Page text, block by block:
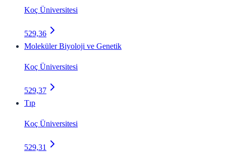
Koç Üniversitesi
529,36
Moleküler Biyoloji ve Genetik
Koç Üniversitesi
529,37
Tıp
Koç Üniversitesi
529,31